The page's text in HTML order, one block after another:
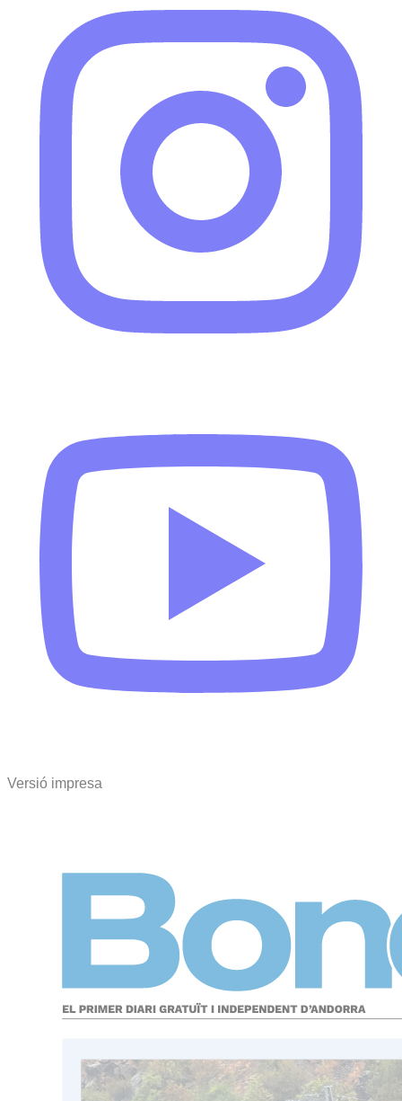
Versió impresa